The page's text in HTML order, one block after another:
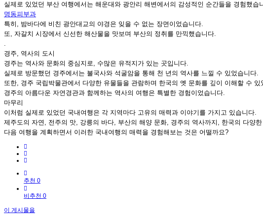
실제로 있었던 부산 여행에서는 해운대와 광안리 해변에서의 감성적인 순간들을 경험했습
명동피부과
특히, 밤바다에 비친 광안대교의 야경은 잊을 수 없는 장면이었습니다.
또, 자갈치 시장에서 신선한 해산물을 맛보며 부산의 정취를 만끽했습니다.
.
경주, 역사의 도시
경주는 역사와 문화의 중심지로, 수많은 유적지가 있는 곳입니다.
실제로 방문했던 경주에서는 불국사와 석굴암을 통해 천 년의 역사를 느낄 수 있었습니다.
또한, 경주 국립박물관에서 다양한 유물들을 관람하며 한국의 옛 문화를 깊이 이해할 수 있
경주의 아름다운 자연경관과 함께하는 역사의 여행은 특별한 경험이었습니다.
마무리
이처럼 실제로 있었던 국내여행은 각 지역마다 고유의 매력과 이야기를 가지고 있습니다.
제주도의 자연, 전주의 맛, 강릉의 바다, 부산의 해양 문화, 경주의 역사까지, 한국의 다양
다음 여행을 계획하면서 이러한 국내여행의 매력을 경험해보는 것은 어떨까요?
추천 0
비추천 0
이 게시물을